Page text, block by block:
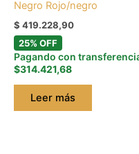
Negro Rojo/negro
$ 419.228,90
25% OFF
Pagando con
$314.421,68
Leer más